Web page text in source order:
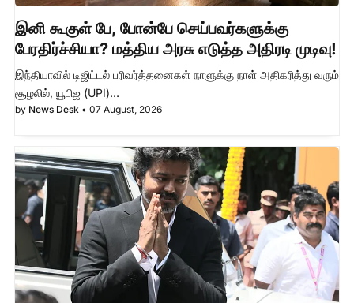
இனி கூகுள் பே, போன்பே செய்பவர்களுக்கு
பேரதிர்ச்சியா? மத்திய அரசு எடுத்த அதிரடி முடிவு!
இந்தியாவில் டிஜிட்டல் பரிவர்த்தனைகள் நாளுக்கு நாள் அதிகரித்து வரும்
சூழலில், யூபிஐ (UPI)…
by News Desk • 07 August, 2026